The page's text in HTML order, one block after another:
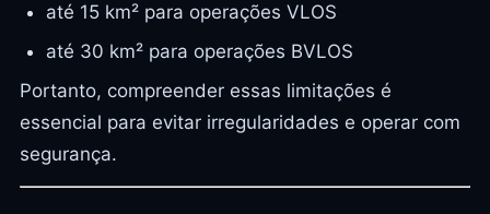
até 15 km² para operações VLOS
até 30 km² para operações BVLOS
Portanto, compreender essas limitações é
essencial para evitar irregularidades e operar com
segurança.